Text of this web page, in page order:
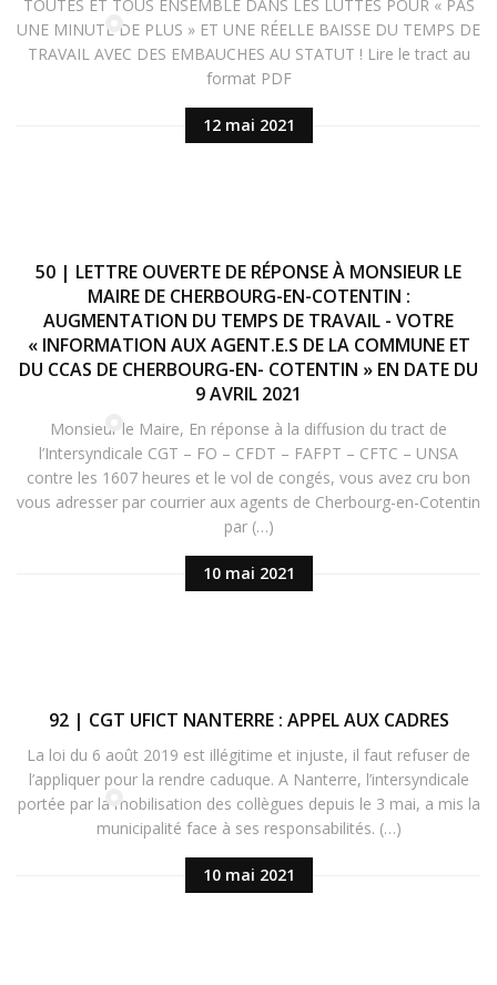
12 mai 2021
TOUTES ET TOUS ENSEMBLE DANS LES LUTTES POUR « PAS
UNE MINUTE DE PLUS » ET UNE RÉELLE BAISSE DU TEMPS DE
TRAVAIL AVEC DES EMBAUCHES AU STATUT ! Lire le tract au
format PDF
10 mai 2021
50 | LETTRE OUVERTE DE RÉPONSE À MONSIEUR LE
MAIRE DE CHERBOURG-EN-COTENTIN :
AUGMENTATION DU TEMPS DE TRAVAIL - VOTRE
« INFORMATION AUX AGENT.E.S DE LA COMMUNE ET
DU CCAS DE CHERBOURG-EN- COTENTIN » EN DATE DU
9 AVRIL 2021
Monsieur le Maire, En réponse à la diffusion du tract de
l’Intersyndicale CGT – FO – CFDT – FAFPT – CFTC – UNSA
contre les 1607 heures et le vol de congés, vous avez cru bon
vous adresser par courrier aux agents de Cherbourg-en-Cotentin
par (…)
10 mai 2021
92 | CGT UFICT NANTERRE : APPEL AUX CADRES
La loi du 6 août 2019 est illégitime et injuste, il faut refuser de
l’appliquer pour la rendre caduque. A Nanterre, l’intersyndicale
portée par la mobilisation des collègues depuis le 3 mai, a mis la
municipalité face à ses responsabilités. (…)